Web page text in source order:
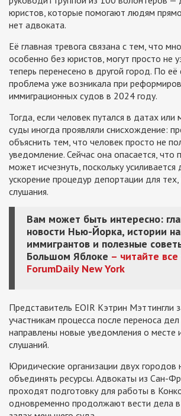
юристов, которые помогают людям
нет адвоката.
Её главная тревога связана с тем, что
особенно без юристов, могут просто не
теперь перенесено в другой город. По её
проблема уже возникала при
иммиграционных судов в 2024 году.
Тогда, если человек путался в датах или
суды иногда проявляли снисхождение:
объяснить тем, что человек просто не
уведомление. Сейчас она опасается, что
может исчезнуть, поскольку усиливается
ускорение процедур депортации для тех,
слушания.
Вам может быть интересно:
новости Нью-Йорка, истории
иммигрантов и полезные
Большом Яблоке – читайте все
ForumDaily New York
Представитель EOIR Кэтрин Мэттингли
участникам процесса после переноса
направлены новые уведомления о месте
слушаний.
Юридические организации двух городов
объединять ресурсы. Адвокаты из Сан-
проходят подготовку для работы в
одновременно продолжают вести дела